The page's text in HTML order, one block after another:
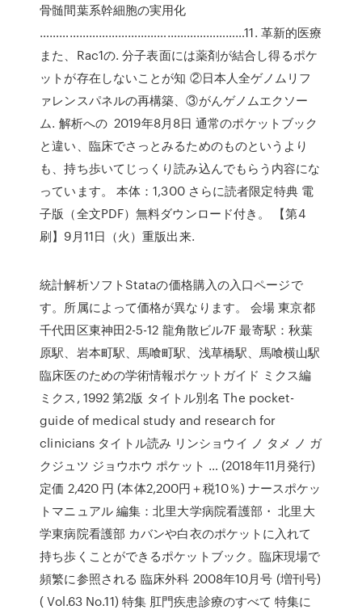
骨髄間葉系幹細胞の実用化
………………………………………………………11. 革新的医療
また、Rac1の. 分子表面には薬剤が結合し得るポケ
ットが存在しないことが知 ②日本人全ゲノムリフ
ァレンスパネルの再構築、③がんゲノムエクソー
ム. 解析への 2019年8月8日 通常のポケットブック
と違い、臨床でさっとみるためのものというより
も、持ち歩いてじっくり読み込んでもらう内容にな
っています。 本体：1,300 さらに読者限定特典 電
子版（全文PDF）無料ダウンロード付き。 【第4
刷】9月11日（火）重版出来.
統計解析ソフトStataの価格購入の入口ページで
す。所属によって価格が異なります。 会場 東京都
千代田区東神田2-5-12 龍角散ビル7F 最寄駅：秋葉
原駅、岩本町駅、馬喰町駅、浅草橋駅、馬喰横山駅
臨床医のための学術情報ポケットガイド ミクス編
ミクス, 1992 第2版 タイトル別名 The pocket-
guide of medical study and research for
clinicians タイトル読み リンショウイ ノ タメ ノ ガ
クジュツ ジョウホウ ポケット … (2018年11月発行)
定価 2,420 円 (本体2,200円＋税10％) ナースポケッ
トマニュアル 編集：北里大学病院看護部・ 北里大
学東病院看護部 カバンや白衣のポケットに入れて
持ち歩くことができるポケットブック。臨床現場で
頻繁に参照される 臨床外科 2008年10月号 (増刊号)
( Vol.63 No.11) 特集 肛門疾患診療のすべて 特集に